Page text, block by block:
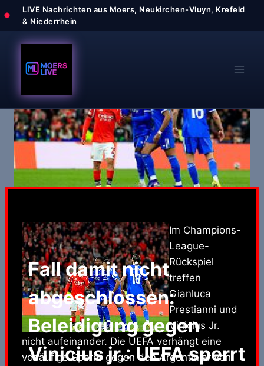
Inhalt
springen
Fall damit nicht
abgeschlossen:
Beleidigung gegen
Vinicius jr.: UEFA sperrt
Im Champions-
League-
Rückspiel
treffen
Gianluca
Prestianni und
Vinicius Jr.
nicht aufeinander. Die UEFA verhängt eine
vorläufige Sperre gegen den Argentinier von